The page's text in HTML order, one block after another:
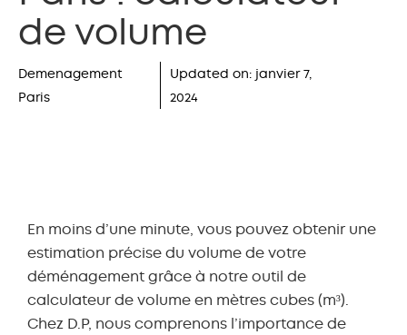
de volume
Demenagement
Paris
Updated on: janvier 7,
2024
En moins d’une minute, vous pouvez obtenir une
estimation précise du volume de votre
déménagement grâce à notre outil de
calculateur de volume en mètres cubes (m³).
Chez D.P, nous comprenons l’importance de